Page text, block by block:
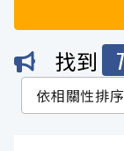
機關找到 7
依相關性排序